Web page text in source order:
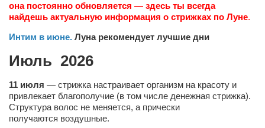
она постоянно обновляется — здесь ты всегда
найдешь актуальную информация о стрижках по Луне.
Интим в июне. Луна рекомендует лучшие дни
Июль 2026
11 июля — стрижка настраивает организм на красоту и
привлекает благополучие (в том числе денежная стрижка).
Структура волос не меняется, а прически
получаются воздушные.